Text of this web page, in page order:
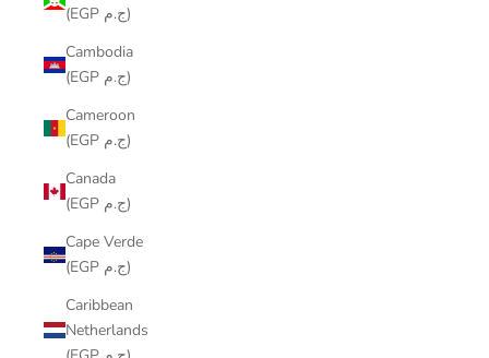
(EGP ج.م)
Cambodia
(EGP ج.م)
Cameroon
(EGP ج.م)
Canada
(EGP ج.م)
Cape Verde
(EGP ج.م)
Caribbean
Netherlands